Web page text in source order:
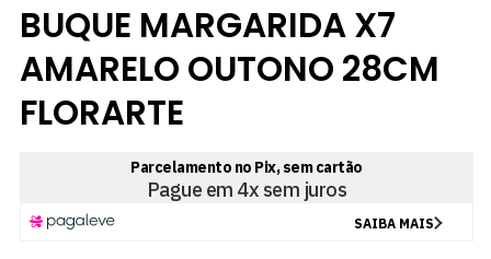
BUQUE MARGARIDA X7
AMARELO OUTONO 28CM
FLORARTE